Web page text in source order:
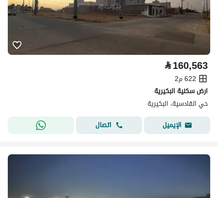
⃁160,563
622 م2
ارض سكنية البكيرية
حي القادسية، البكيرية
الإيميل
اتصال